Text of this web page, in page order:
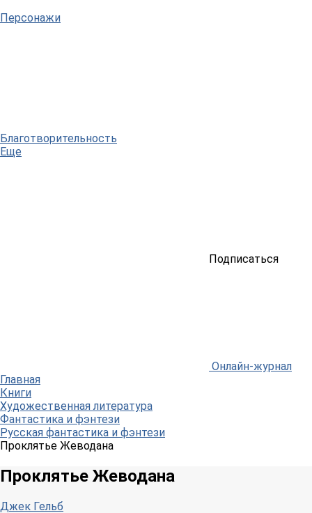
Персонажи
Благотворительность
Еще
Подписаться
Онлайн-журнал
Главная
Книги
Художественная литература
Фантастика и фэнтези
Русская фантастика и фэнтези
Проклятье Жеводана
Проклятье Жеводана
Джек Гельб